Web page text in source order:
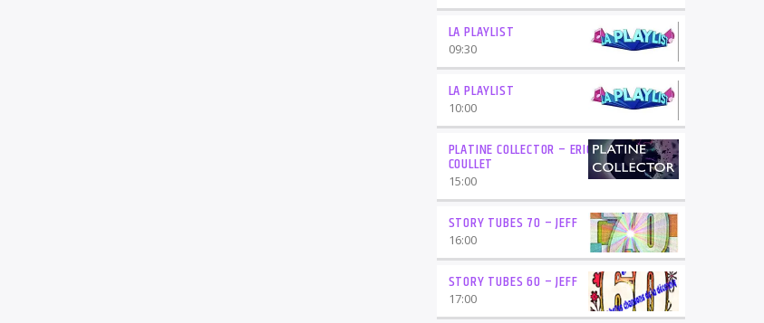
LA PLAYLIST
09:30
LA PLAYLIST
10:00
PLATINE COLLECTOR – ERIC
COULLET
15:00
STORY TUBES 70 – JEFF
16:00
STORY TUBES 60 – JEFF
17:00